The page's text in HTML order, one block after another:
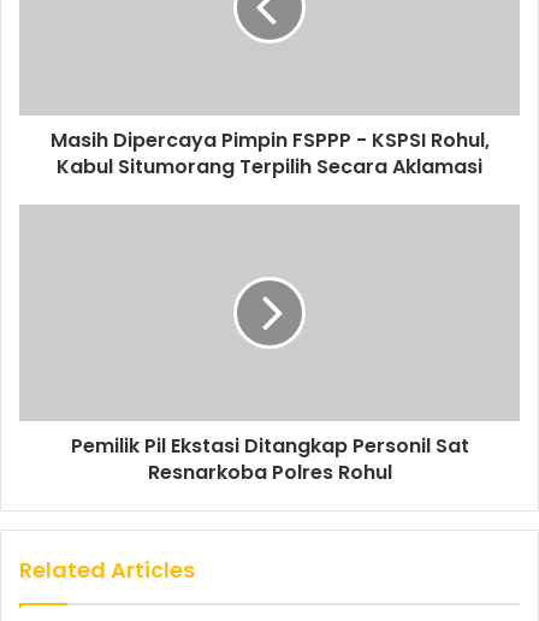
Masih Dipercaya Pimpin FSPPP - KSPSI Rohul,
Kabul Situmorang Terpilih Secara Aklamasi
Pemilik Pil Ekstasi Ditangkap Personil Sat
Resnarkoba Polres Rohul
Related Articles